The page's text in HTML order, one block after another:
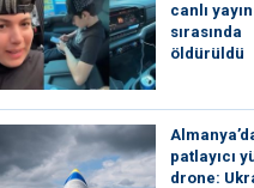
canlı yayın
sırasında
öldürüldü
patlayıcı
drone: